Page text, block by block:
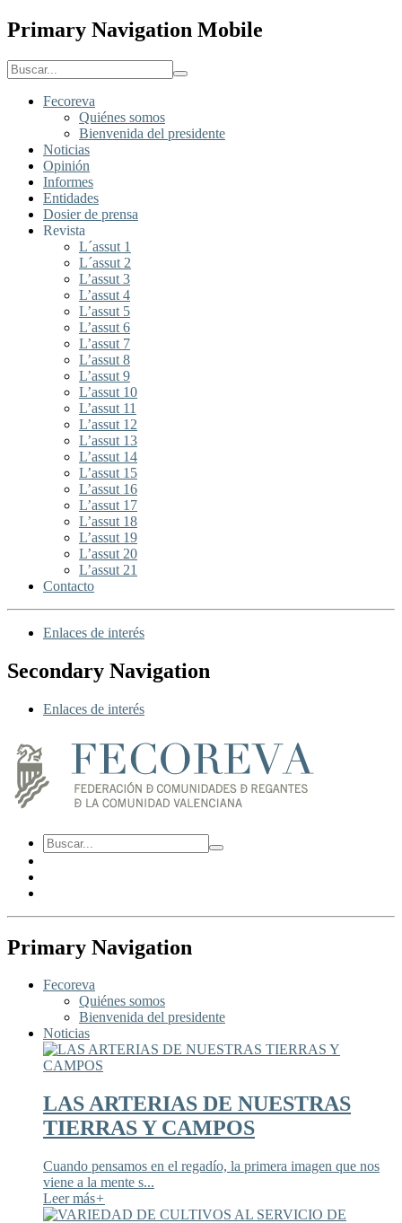
Primary Navigation Mobile
Fecoreva
Quiénes somos
Bienvenida del presidente
Noticias
Opinión
Informes
Entidades
Dosier de prensa
Revista
L´assut 1
L´assut 2
L’assut 3
L’assut 4
L’assut 5
L’assut 6
L’assut 7
L’assut 8
L’assut 9
L’assut 10
L’assut 11
L’assut 12
L’assut 13
L’assut 14
L’assut 15
L’assut 16
L’assut 17
L’assut 18
L’assut 19
L’assut 20
L’assut 21
Contacto
Enlaces de interés
Secondary Navigation
Enlaces de interés
Primary Navigation
Fecoreva
Quiénes somos
Bienvenida del presidente
Noticias
LAS ARTERIAS DE NUESTRAS
TIERRAS Y CAMPOS
Cuando pensamos en el regadío, la primera imagen que nos
viene a la mente s...
Leer más+